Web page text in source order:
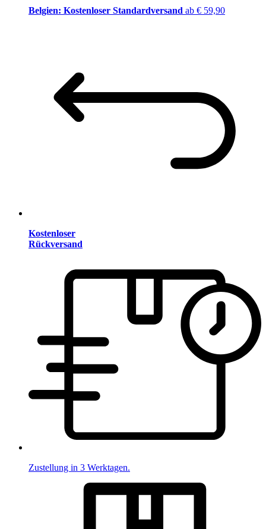
Belgien: Kostenloser Standardversand ab € 59,90
Kostenloser
Rückversand
Zustellung in 3 Werktagen.